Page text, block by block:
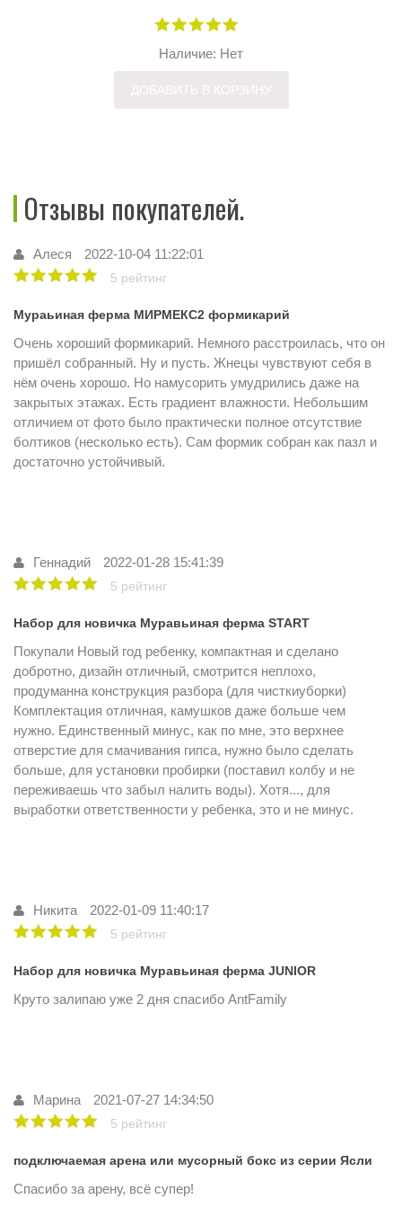
Наличие: Нет
Отзывы покупателей.
Алеся 2022-10-04 11:22:01
5 рейтинг
Мураьиная ферма МИРМЕКС2 формикарий
Очень хороший формикарий. Немного расстроилась, что он
пришёл собранный. Ну и пусть. Жнецы чувствуют себя в
нём очень хорошо. Но намусорить умудрились даже на
закрытых этажах. Есть градиент влажности. Небольшим
отличием от фото было практически полное отсутствие
болтиков (несколько есть). Сам формик собран как пазл и
достаточно устойчивый.
Геннадий 2022-01-28 15:41:39
5 рейтинг
Набор для новичка Муравьиная ферма START
Покупали Новый год ребенку, компактная и сделано
добротно, дизайн отличный, смотрится неплохо,
продуманна конструкция разбора (для чисткиуборки)
Комплектация отличная, камушков даже больше чем
нужно. Единственный минус, как по мне, это верхнее
отверстие для смачивания гипса, нужно было сделать
больше, для установки пробирки (поставил колбу и не
переживаешь что забыл налить воды). Хотя..., для
выработки ответственности у ребенка, это и не минус.
Никита 2022-01-09 11:40:17
5 рейтинг
Набор для новичка Муравьиная ферма JUNIOR
Круто залипаю уже 2 дня спасибо AntFamily
Марина 2021-07-27 14:34:50
5 рейтинг
подключаемая арена или мусорный бокс из серии Ясли
Спасибо за арену, всё супер!